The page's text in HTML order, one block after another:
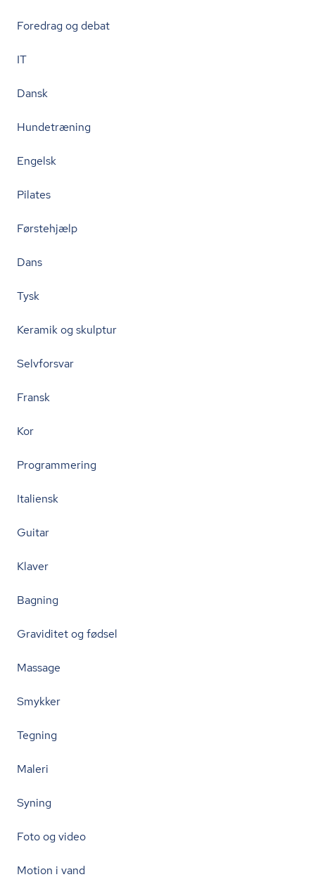
Foredrag og debat
IT
Dansk
Hundetræning
Engelsk
Pilates
Førstehjælp
Dans
Tysk
Keramik og skulptur
Selvforsvar
Fransk
Kor
Programmering
Italiensk
Guitar
Klaver
Bagning
Graviditet og fødsel
Massage
Smykker
Tegning
Maleri
Syning
Foto og video
Motion i vand